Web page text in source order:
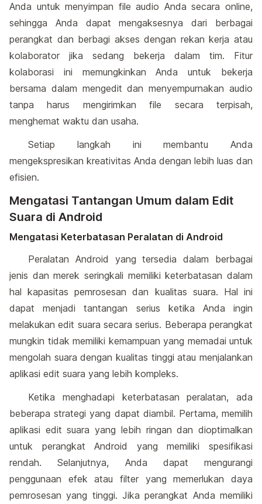
Anda untuk menyimpan file audio Anda secara online,
sehingga Anda dapat mengaksesnya dari berbagai
perangkat dan berbagi akses dengan rekan kerja atau
kolaborator jika sedang bekerja dalam tim. Fitur
kolaborasi ini memungkinkan Anda untuk bekerja
bersama dalam mengedit dan menyempurnakan audio
tanpa harus mengirimkan file secara terpisah,
menghemat waktu dan usaha.
Setiap langkah ini membantu Anda
mengekspresikan kreativitas Anda dengan lebih luas dan
efisien.
Mengatasi Tantangan Umum dalam Edit
Suara di Android
Mengatasi Keterbatasan Peralatan di Android
Peralatan Android yang tersedia dalam berbagai
jenis dan merek seringkali memiliki keterbatasan dalam
hal kapasitas pemrosesan dan kualitas suara. Hal ini
dapat menjadi tantangan serius ketika Anda ingin
melakukan edit suara secara serius. Beberapa perangkat
mungkin tidak memiliki kemampuan yang memadai untuk
mengolah suara dengan kualitas tinggi atau menjalankan
aplikasi edit suara yang lebih kompleks.
Ketika menghadapi keterbatasan peralatan, ada
beberapa strategi yang dapat diambil. Pertama, memilih
aplikasi edit suara yang lebih ringan dan dioptimalkan
untuk perangkat Android yang memiliki spesifikasi
rendah. Selanjutnya, Anda dapat mengurangi
penggunaan efek atau filter yang memerlukan daya
pemrosesan yang tinggi. Jika perangkat Anda memiliki